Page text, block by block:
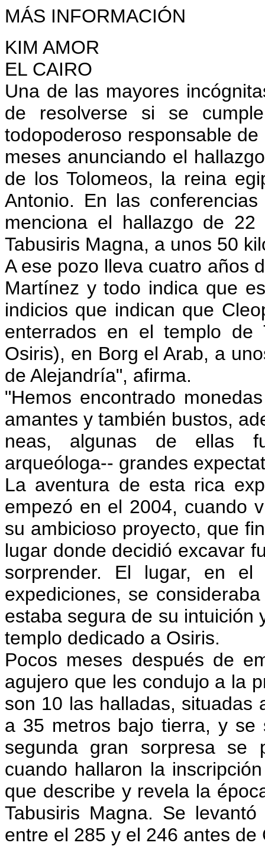
MÁS INFORMACIÓN
KIM AMOR
EL CAIRO
Una de las mayores
de resolverse si se
todopoderoso responsable
meses anunciando el
de los Tolomeos, la reina
Antonio. En las
menciona el hallazgo de
Tabusiris Magna, a unos 50
A ese pozo lleva cuatro años
Martínez y todo indica que
indicios que indican que
enterrados en el templo de
Osiris), en Borg el Arab, a
de Alejandría", afirma.
"Hemos encontrado
amantes y también bustos,
neas, algunas de ellas
arqueóloga-- grandes
La aventura de esta rica
empezó en el 2004, cuando
su ambicioso proyecto, que
lugar donde decidió excavar
sorprender. El lugar, en el
expediciones, se
estaba segura de su intuición
templo dedicado a Osiris.
Pocos meses después de
agujero que les condujo a la
son 10 las halladas, situadas
a 35 metros bajo tierra, y se
segunda gran sorpresa se
cuando hallaron la
que describe y revela la
Tabusiris Magna. Se
entre el 285 y el 246 antes de